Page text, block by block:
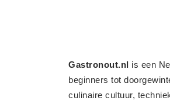
Gastronout.nl is een
beginners tot
culinaire cultuur,